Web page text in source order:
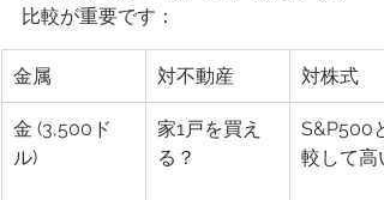
比較が重要です：
金属 対不動産 対株式
金 (3,500ド
ル)
家1戸を買え
る？
S&P500
較して高